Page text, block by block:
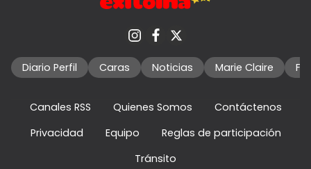
Diario Perfil Caras Noticias Marie Claire
Canales RSS Quienes Somos
Contáctenos
Privacidad
Equipo
Reglas de participación
Tránsito